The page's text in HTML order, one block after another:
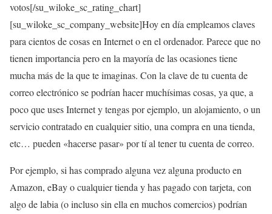
votos[/su_wiloke_sc_rating_chart]
[su_wiloke_sc_company_website]Hoy en día empleamos claves
para cientos de cosas en Internet o en el ordenador. Parece que no
tienen importancia pero en la mayoría de las ocasiones tiene
mucha más de la que te imaginas. Con la clave de tu cuenta de
correo electrónico se podrían hacer muchísimas cosas, ya que, a
poco que uses Internet y tengas por ejemplo, un alojamiento, o un
servicio contratado en cualquier sitio, una compra en una tienda,
etc… pueden «hacerse pasar» por tí al tener tu cuenta de correo.
Por ejemplo, si has comprado alguna vez alguna producto en
Amazon, eBay o cualquier tienda y has pagado con tarjeta, con
algo de labia (o incluso sin ella en muchos comercios) podrían